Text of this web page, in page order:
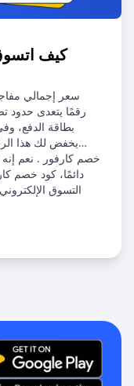
كيف
سعر إجمالي
رقمًا يتعدى حدود
بطاقة الدفع،
يخفض لك هذا
خصم كارفور . نعم
دائمًا، كود خصم
التسوق